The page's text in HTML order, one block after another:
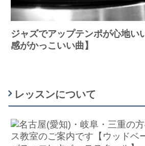
ジャズでアップテンポが心地い
感がかっこいい曲】
レッスンについて